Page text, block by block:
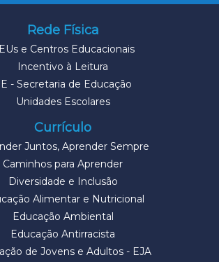
Rede Física
e Centros Educacionais
Incentivo à Leitura
- Secretaria de Educação
Unidades Escolares
Currículo
Juntos, Aprender Sempre
Caminhos para Aprender
Diversidade e Inclusão
Alimentar e Nutricional
Educação Ambiental
Educação Antirracista
de Jovens e Adultos - EJA